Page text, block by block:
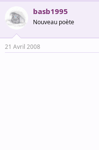
basb1995
Nouveau poète
21 Avril 2008